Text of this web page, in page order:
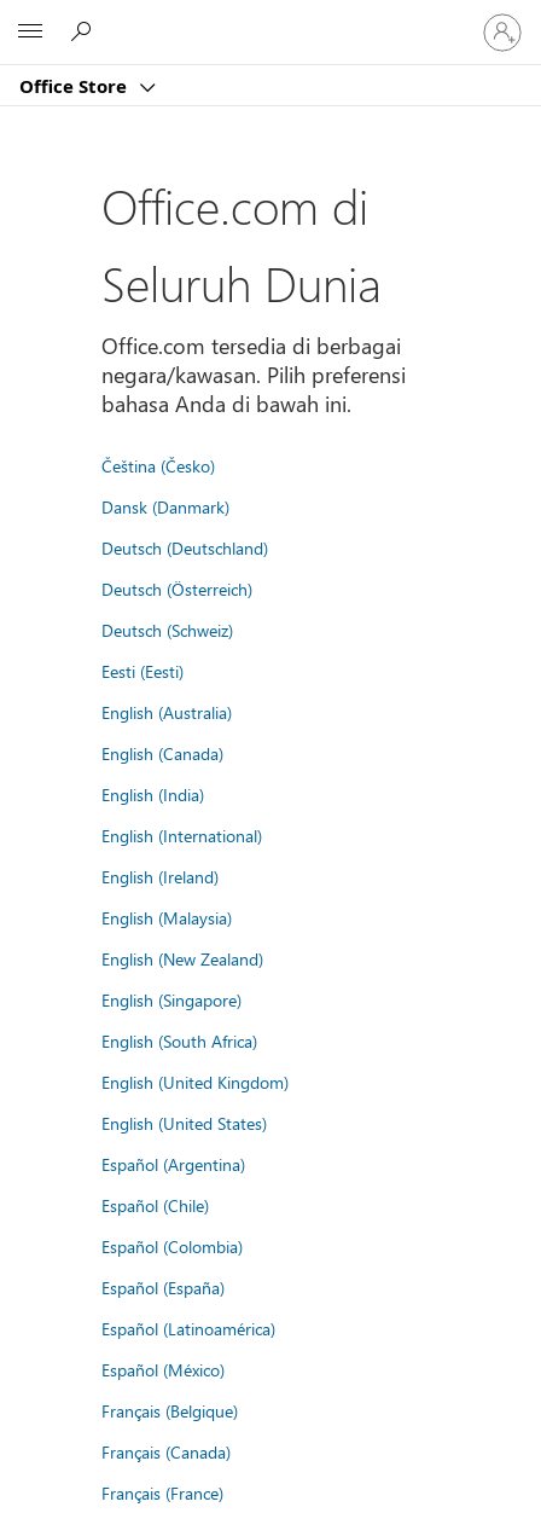
Office Store
Masuk
ke
akun
Office.com di
Seluruh Dunia
Office.com tersedia di berbagai
negara/kawasan. Pilih preferensi
bahasa Anda di bawah ini.
Čeština (Česko)
Dansk (Danmark)
Deutsch (Deutschland)
Deutsch (Österreich)
Deutsch (Schweiz)
Eesti (Eesti)
English (Australia)
English (Canada)
English (India)
English (International)
English (Ireland)
English (Malaysia)
English (New Zealand)
English (Singapore)
English (South Africa)
English (United Kingdom)
English (United States)
Español (Argentina)
Español (Chile)
Español (Colombia)
Español (España)
Español (Latinoamérica)
Español (México)
Français (Belgique)
Français (Canada)
Français (France)